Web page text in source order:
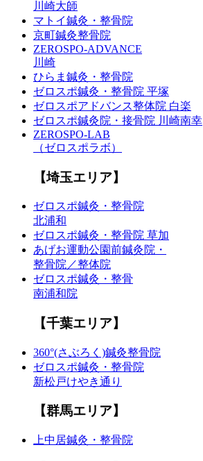
川崎大師
マトイ鍼灸・整骨院
京町鍼灸整骨院
ZEROSPO-ADVANCE
川崎
ひらま鍼灸・整骨院
ゼロスポ鍼灸・整骨院 平塚
ゼロスポアドバンス整体院 白楽
ゼロスポ鍼灸院・接骨院 川崎南幸
ZEROSPO-LAB
（ゼロスポラボ）
【埼玉エリア】
ゼロスポ鍼灸・整骨院
北浦和
ゼロスポ鍼灸・整骨院 草加
あげお運動公園前鍼灸院・
整骨院／整体院
ゼロスポ鍼灸・整骨
南浦和院
【千葉エリア】
360°(さぶろく)鍼灸整骨院
ゼロスポ鍼灸・整骨院
新松戸けやき通り
【群馬エリア】
上中居鍼灸・整骨院